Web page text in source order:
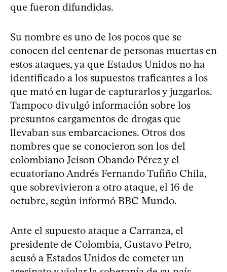
que fueron difundidas.
Su nombre es uno de los pocos que se
conocen del centenar de personas muertas en
estos ataques, ya que Estados Unidos no ha
identificado a los supuestos traficantes a los
que mató en lugar de capturarlos y juzgarlos.
Tampoco divulgó información sobre los
presuntos cargamentos de drogas que
llevaban sus embarcaciones. Otros dos
nombres que se conocieron son los del
colombiano Jeison Obando Pérez y el
ecuatoriano Andrés Fernando Tufiño Chila,
que sobrevivieron a otro ataque, el 16 de
octubre, según informó BBC Mundo.
Ante el supuesto ataque a Carranza, el
presidente de Colombia, Gustavo Petro,
acusó a Estados Unidos de cometer un